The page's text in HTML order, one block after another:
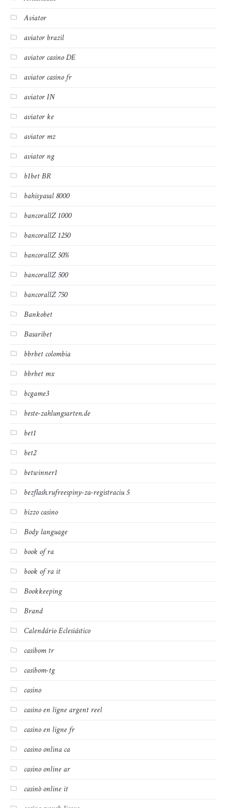
Aviator
aviator brazil
aviator casino DE
aviator casino fr
aviator IN
aviator ke
aviator mz
aviator ng
b1bet BR
bahisyasal 8000
bancorallZ 1000
bancorallZ 1250
bancorallZ 50%
bancorallZ 500
bancorallZ 750
Bankobet
Basaribet
bbrbet colombia
bbrbet mx
bcgame3
beste-zahlungsarten.de
bet1
bet2
betwinner1
bezflash.rufreespiny-za-registraciu 5
bizzo casino
Body language
book of ra
book of ra it
Bookkeeping
Brand
Calendário Eclesiástico
casibom tr
casibom-tg
casino
casino en ligne argent reel
casino en ligne fr
casino onlina ca
casino online ar
casinò online it